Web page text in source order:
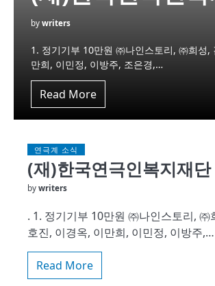
by writers
1. 정기기부 10만원 ㈜나인스토리, ㈜희성
만희, 이민정, 이방주, 조은경,…
Read More
연극계 소식
(재)한국연극인복지재
by writers
. 1. 정기기부 10만원 ㈜나인스토리,
호진, 이경옥, 이만희, 이민정, 이방주,…
Read More